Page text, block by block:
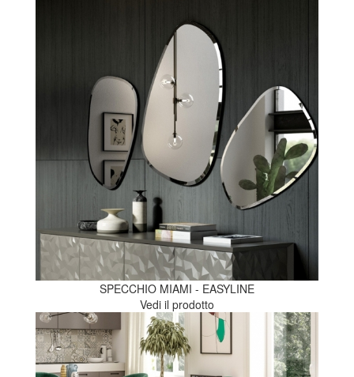
SPECCHIO MIAMI - EASYLINE
Vedi il prodotto